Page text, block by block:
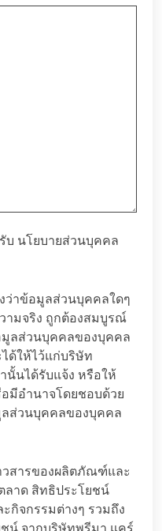
บ นโยบายส่วนบุคคล
ว่าข้อมูลส่วนบุคคลใดๆ
ามจริง ถูกต้องสมบูรณ์
มูลส่วนบุคคลของบุคคล
ด้ให้ไว้แก่บริษัท
นั้นได้รับแจ้ง หรือให้
มีอำนาจโดยชอบด้วย
ลส่วนบุคคลของบุคคล
สารของผลิตภัณฑ์และ
ลาด สิทธิประโยชน์
กิจกรรมต่างๆ รวมถึง